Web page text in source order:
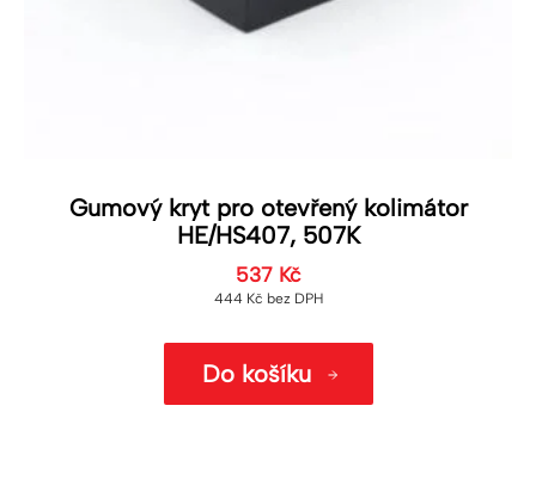
Gumový kryt pro otevřený kolimátor
HE/HS407, 507K
537 Kč
444 Kč bez DPH
Do košíku